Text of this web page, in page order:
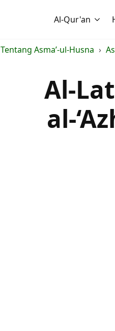
Al-Qur'an
Tentang Asma’-ul-Husna
Al-
al-